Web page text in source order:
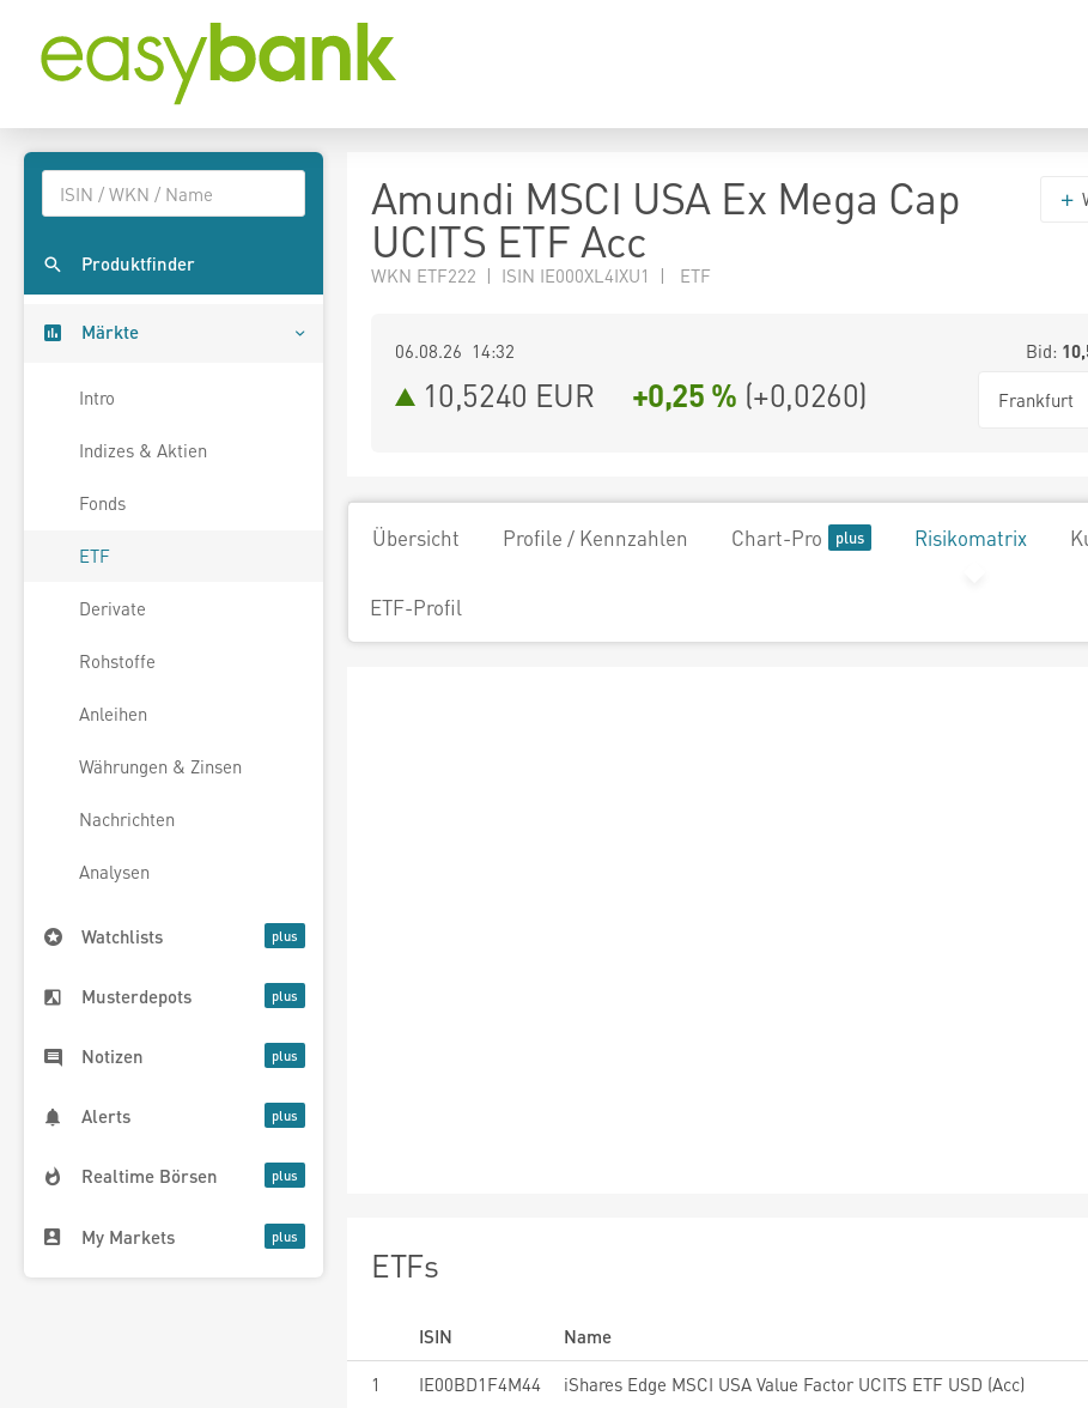
Produktfinder
Märkte
Intro
Indizes & Aktien
Fonds
ETF
Derivate
Rohstoffe
Anleihen
Währungen & Zinsen
Nachrichten
Analysen
Watchlists
Musterdepots
Notizen
Alerts
Realtime Börsen
My Markets
Amundi MSCI USA Ex Mega Cap
UCITS ETF Acc
WKN ETF222 | ISIN IE000XL4IXU1 | ETF
06.08.26 14:32 Bid:
10,5240 EUR +0,25 % (+0,0260) Frankfurt
Übersicht Profile / Kennzahlen Chart-Pro Risikomatrix
ETF-Profil
ETFs
ISIN Name
1
IE00BD1F4M44 iShares Edge MSCI USA Value Factor UCITS ETF USD (Acc)